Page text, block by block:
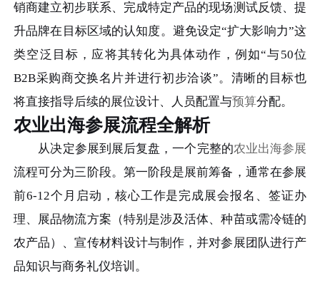
销商建立初步联系、完成特定产品的现场测试反馈、提
升品牌在目标区域的认知度。避免设定“扩大影响力”这
类空泛目标，应将其转化为具体动作，例如“与50位
B2B采购商交换名片并进行初步洽谈”。清晰的目标也
将直接指导后续的展位设计、人员配置与预算分配。
农业出海参展流程全解析
从决定参展到展后复盘，一个完整的农业出海参展
流程可分为三阶段。第一阶段是展前筹备，通常在参展
前6-12个月启动，核心工作是完成展会报名、签证办
理、展品物流方案（特别是涉及活体、种苗或需冷链的
农产品）、宣传材料设计与制作，并对参展团队进行产
品知识与商务礼仪培训。